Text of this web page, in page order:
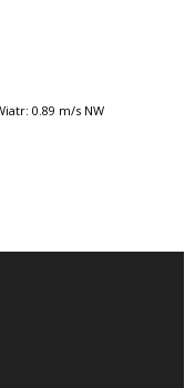
0.89 m/s NW